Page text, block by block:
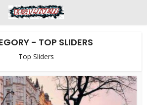
- TOP SLIDERS
Top Sliders